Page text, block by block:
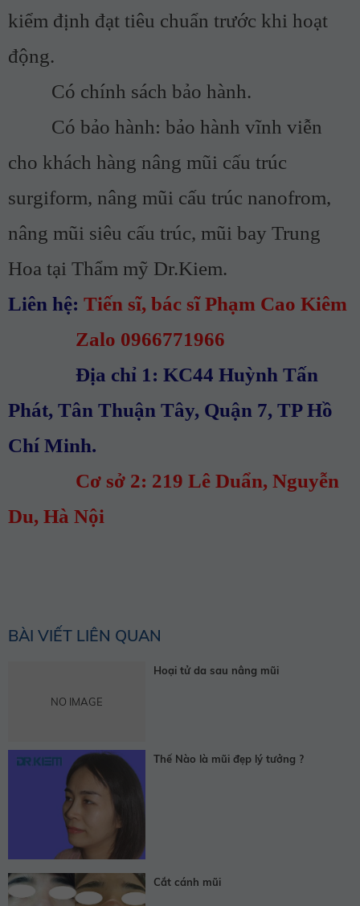
kiểm định đạt tiêu chuẩn trước khi hoạt
động.
Có chính sách bảo hành.
Có bảo hành: bảo hành vĩnh viễn
cho khách hàng nâng mũi cấu trúc
surgiform, nâng mũi cấu trúc nanofrom,
nâng mũi siêu cấu trúc, mũi bay Trung
Hoa tại Thẩm mỹ Dr.Kiem.
Liên hệ: Tiến sĩ, bác sĩ Phạm Cao Kiêm
Zalo 0966771966
Địa chỉ 1: KC44 Huỳnh Tấn
Phát, Tân Thuận Tây, Quận 7, TP Hồ
Chí Minh.
Cơ sở 2: 219 Lê Duẩn, Nguyễn
Du, Hà Nội
BÀI VIẾT LIÊN QUAN
NO IMAGE
Hoại tử da sau nâng mũi
Thế Nào là mũi đẹp lý tưởng ?
Cắt cánh mũi